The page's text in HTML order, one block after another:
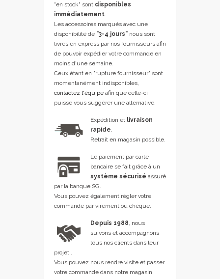
"en stock" sont disponibles
immédiatement
Les accessoires marqués avec une
disponibilité de "3-4 jours" nous sont
livrés en express par nos fournisseurs afin
de pouvoir expédier votre commande en
moins d'une semaine.
Ceux étant en "rupture fournisseur" sont
momentanément indisponibles,
contactez l'équipe afin que celle-ci
puisse vous suggérer une alternative.
Expédition et livraison
rapide
Retrait en magasin possible.
Le paiement par carte
bancaire se fait grâce à un
système sécurisé assuré
par la banque SG.
Vous pouvez également régler votre
commande par virement ou chèque.
Depuis 1988 , nous
suivons et accompagnons
tous nos clients dans leur
projet .
Vous pouvez nous rendre visite et passer
votre commande dans notre magasin